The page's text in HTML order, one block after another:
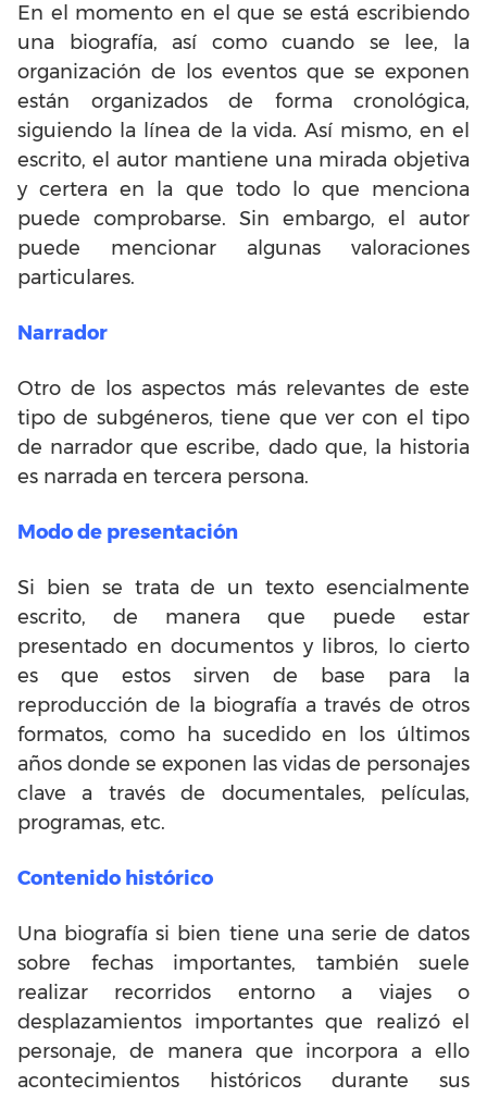
En el momento en el que se está escribiendo
una biografía, así como cuando se lee, la
organización de los eventos que se exponen
están organizados de forma cronológica,
siguiendo la línea de la vida. Así mismo, en el
escrito, el autor mantiene una mirada objetiva
y certera en la que todo lo que menciona
puede comprobarse. Sin embargo, el autor
puede mencionar algunas valoraciones
particulares.
Narrador
Otro de los aspectos más relevantes de este
tipo de subgéneros, tiene que ver con el tipo
de narrador que escribe, dado que, la historia
es narrada en tercera persona.
Modo de presentación
Si bien se trata de un texto esencialmente
escrito, de manera que puede estar
presentado en documentos y libros, lo cierto
es que estos sirven de base para la
reproducción de la biografía a través de otros
formatos, como ha sucedido en los últimos
años donde se exponen las vidas de personajes
clave a través de documentales, películas,
programas, etc.
Contenido histórico
Una biografía si bien tiene una serie de datos
sobre fechas importantes, también suele
realizar recorridos entorno a viajes o
desplazamientos importantes que realizó el
personaje, de manera que incorpora a ello
acontecimientos históricos durante sus